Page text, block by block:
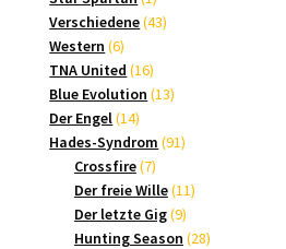
Produkt
Verschiedene 4343
Western 66
Produkte
TNA United 1616
Produkte
Blue Evolution 1313
Der Engel 1414
Produkte
Hades-Syndrom 9191
Crossfire 77
Produkte
Der freie Wille 1111
Der letzte Gig 99
Produkte
Hunting Season 2828